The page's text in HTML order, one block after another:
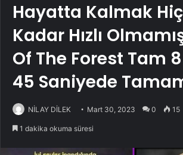
Hayatta Kalmak
Kadar Hızlı
Of The Forest Tam
45 Saniyede
NİLAY DİLEK Mart 30, 2023 0 15
1 dakika okuma süresi